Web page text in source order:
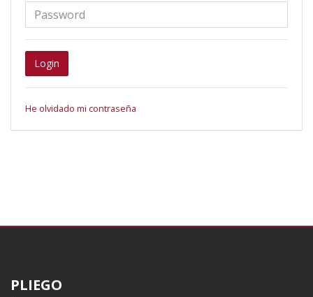
Password
Login
He olvidado mi contraseña
PLIEGO